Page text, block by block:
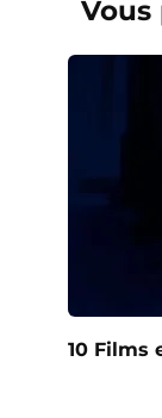
Vous
10 Films